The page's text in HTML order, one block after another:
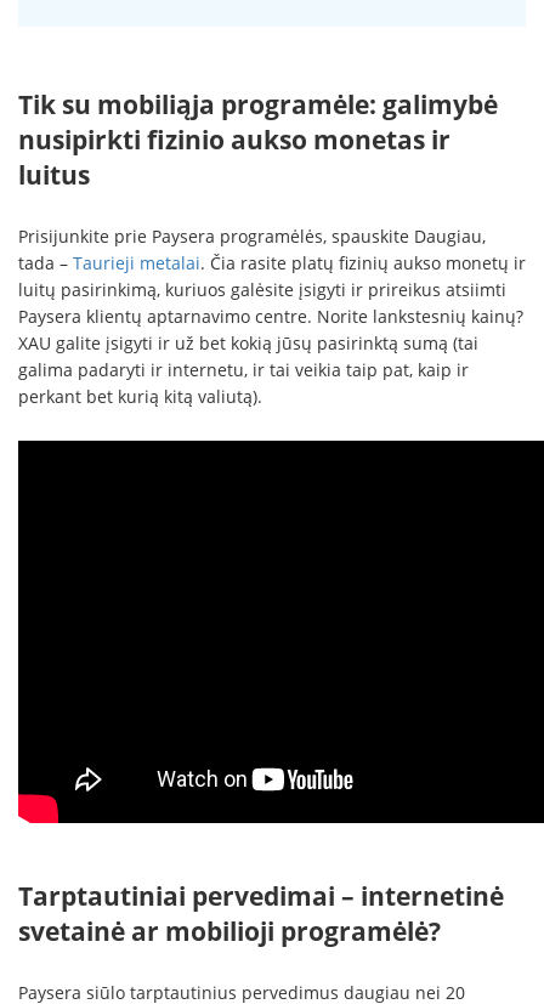
Tik su mobiliąja programėle: galimybė
nusipirkti fizinio aukso monetas ir
luitus
Prisijunkite prie Paysera programėlės, spauskite Daugiau,
tada – Taurieji metalai. Čia rasite platų fizinių aukso monetų ir
luitų pasirinkimą, kuriuos galėsite įsigyti ir prireikus atsiimti
Paysera klientų aptarnavimo centre. Norite lankstesnių kainų?
XAU galite įsigyti ir už bet kokią jūsų pasirinktą sumą (tai
galima padaryti ir internetu, ir tai veikia taip pat, kaip ir
perkant bet kurią kitą valiutą).
Tarptautiniai pervedimai – internetinė
svetainė ar mobilioji programėlė?
Paysera siūlo tarptautinius pervedimus daugiau nei 20